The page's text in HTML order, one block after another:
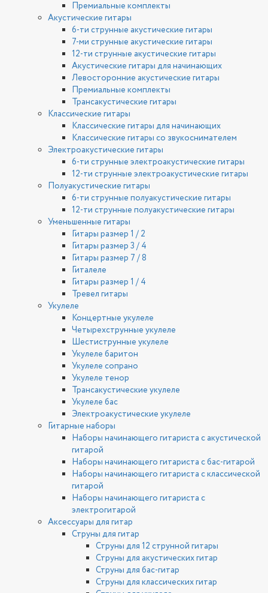
Премиальные комплекты
Акустические гитары
6-ти струнные акустические гитары
7-ми струнные акустические гитары
12-ти струнные акустические гитары
Акустические гитары для начинающих
Левосторонние акустические гитары
Премиальные комплекты
Трансакустические гитары
Классические гитары
Классические гитары для начинающих
Классические гитары со звукоснимателем
Электроакустические гитары
6-ти струнные электроакустические гитары
12-ти струнные электроакустические гитары
Полуакустические гитары
6-ти струнные полуакустические гитары
12-ти струнные полуакустические гитары
Уменьшенные гитары
Гитары размер 1 / 2
Гитары размер 3 / 4
Гитары размер 7 / 8
Гиталеле
Гитары размер 1 / 4
Тревел гитары
Укулеле
Концертные укулеле
Четырехструнные укулеле
Шестиструнные укулеле
Укулеле баритон
Укулеле сопрано
Укулеле тенор
Трансакустические укулеле
Укулеле бас
Электроакустические укулеле
Гитарные наборы
Наборы начинающего гитариста с акустической
гитарой
Наборы начинающего гитариста с бас-гитарой
Наборы начинающего гитариста с классической
гитарой
Наборы начинающего гитариста с
электрогитарой
Аксессуары для гитар
Струны для гитар
Струны для 12 струнной гитары
Струны для акустических гитар
Струны для бас-гитар
Струны для классических гитар